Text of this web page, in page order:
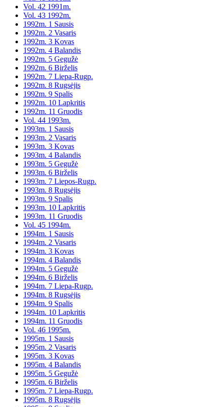
Vol. 42 1991m.
Vol. 43 1992m.
1992m. 1 Sausis
1992m. 2 Vasaris
1992m. 3 Kovas
1992m. 4 Balandis
1992m. 5 Gegužė
1992m. 6 Birželis
1992m. 7 Liepa-Rugp.
1992m. 8 Rugsėjis
1992m. 9 Spalis
1992m. 10 Lapkritis
1992m. 11 Gruodis
Vol. 44 1993m.
1993m. 1 Sausis
1993m. 2 Vasaris
1993m. 3 Kovas
1993m. 4 Balandis
1993m. 5 Gegužė
1993m. 6 Birželis
1993m. 7 Liepos-Rugp.
1993m. 8 Rugsėjis
1993m. 9 Spalis
1993m. 10 Lapkritis
1993m. 11 Gruodis
Vol. 45 1994m.
1994m. 1 Sausis
1994m. 2 Vasaris
1994m. 3 Kovas
1994m. 4 Balandis
1994m. 5 Gegužė
1994m. 6 Birželis
1994m. 7 Liepa-Rugp.
1994m. 8 Rugsėjis
1994m. 9 Spalis
1994m. 10 Lapkritis
1994m. 11 Gruodis
Vol. 46 1995m.
1995m. 1 Sausis
1995m. 2 Vasaris
1995m. 3 Kovas
1995m. 4 Balandis
1995m. 5 Gegužė
1995m. 6 Birželis
1995m. 7 Liepa-Rugp.
1995m. 8 Rugsėjis